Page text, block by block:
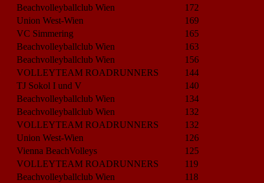
Beachvolleyballclub Wien
172
Union West-Wien
169
VC Simmering
165
Beachvolleyballclub Wien
163
Beachvolleyballclub Wien
156
VOLLEYTEAM ROADRUNNERS
144
TJ Sokol I und V
140
Beachvolleyballclub Wien
134
Beachvolleyballclub Wien
132
VOLLEYTEAM ROADRUNNERS
132
Union West-Wien
126
Vienna BeachVolleys
125
VOLLEYTEAM ROADRUNNERS
119
Beachvolleyballclub Wien 118